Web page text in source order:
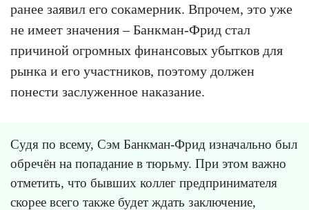
ранее заявил его сокамерник. Впрочем, это уже
не имеет значения – Банкман-Фрид стал
причиной огромных финансовых убытков для
рынка и его участников, поэтому должен
понести заслуженное наказание.
Судя по всему, Сэм Банкман-Фрид изначально был
обречён на попадание в тюрьму. При этом важно
отметить, что бывших коллег предпринимателя
скорее всего также будет ждать заключение,